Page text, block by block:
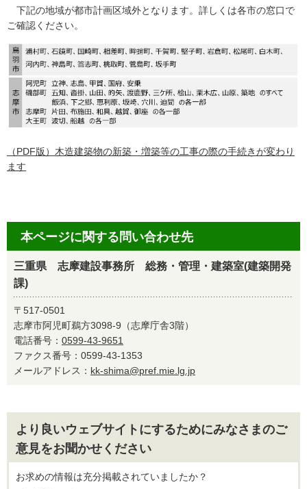
下記の地域が都市計画区域外となります。詳しくは各市の窓口で
ご確認ください。
（PDF版）木造建築物の新築・増築等の工事の際の手続きが変わり
ます
本ページに関する問い合わせ先
三重県 志摩建設事務所 総務・管理・建築室(建築開発
課)
〒517-0501
志摩市阿児町鵜方3098-9（志摩庁舎3階）
電話番号： 0599-43-9651
ファクス番号：0599-43-1353
メールアドレス： kk-shima@pref.mie.lg.jp
より良いウェブサイトにするためにみなさまのご
意見をお聞かせください
お求めの情報は充分掲載されていましたか？